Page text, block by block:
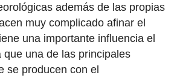
además de las propias
muy complicado afinar el
una importante influencia el
que una de las principales
se producen con el